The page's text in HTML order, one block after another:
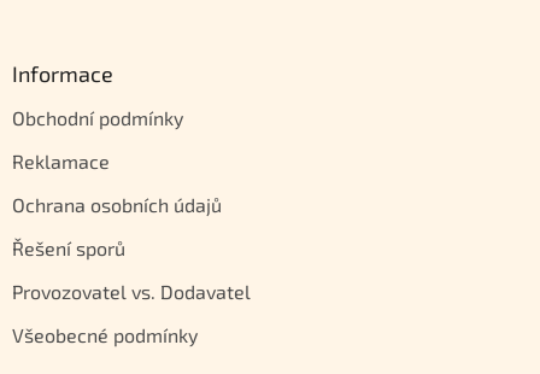
Informace
Obchodní podmínky
Reklamace
Ochrana osobních údajů
Řešení sporů
Provozovatel vs. Dodavatel
Všeobecné podmínky